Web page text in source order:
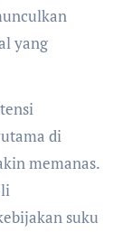
yang
di
memanas.
suku